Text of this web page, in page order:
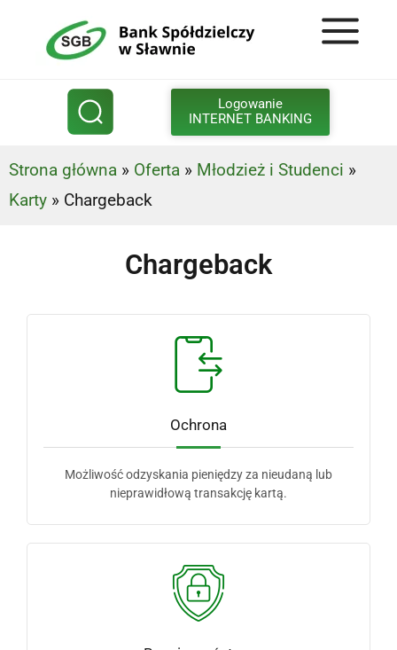
Logowanie
INTERNET BANKING
Strona główna » Oferta » Młodzież i Studenci »
Karty » Chargeback
Chargeback
Ochrona
Możliwość odzyskania pieniędzy za nieudaną lub
nieprawidłową transakcję kartą.